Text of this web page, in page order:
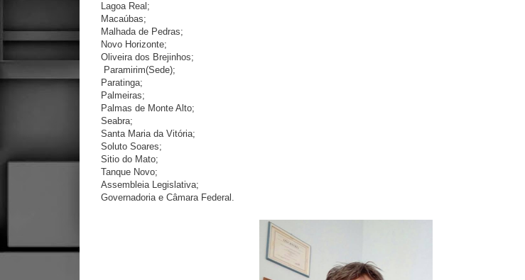
Lagoa Real;
Macaúbas;
Malhada de Pedras;
Novo Horizonte;
Oliveira dos Brejinhos;
Paramirim(Sede);
Paratinga;
Palmeiras;
Palmas de Monte Alto;
Seabra;
Santa Maria da Vitória;
Soluto Soares;
Sitio do Mato;
Tanque Novo;
Assembleia Legislativa;
Governadoria e Câmara Federal.